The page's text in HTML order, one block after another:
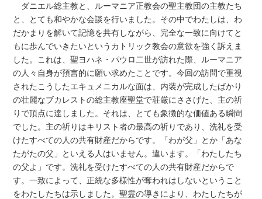
ダニエル総主教と、ルーマニア正教会の聖主教団の主教たち
と、とても和やかな会談を行いました。その中でわたしは、わ
だかまりを解いて記憶を共有しながら、完全な一致に向けてと
もに歩んでいきたいというカトリック教会の意欲を強く訴えま
した。これは、聖ヨハネ・パウロ二世が訪れた際、ルーマニア
の人々自身が預言的に願い求めたことです。今回の訪問で重視
されたこうしたエキュメニカルな面は、内装が完成したばかり
の壮麗なブカレストの総主教座聖堂で荘厳にささげた、主の祈
りで頂点に達しました。それは、とても象徴的な価値ある瞬間
でした。主の祈りはキリスト者の最高の祈りであり、洗礼を受
けたすべての人の共有財産だからです。「わが父」とか「あな
たがたの父」といえる人はいません。違います。「わたしたち
の父よ」です。洗礼を受けたすべての人の共有財産だからで
す。一致によって、正統な多様性が奪われはしないということ
をわたしたちは示しました。聖霊の導きにより、わたしたちが